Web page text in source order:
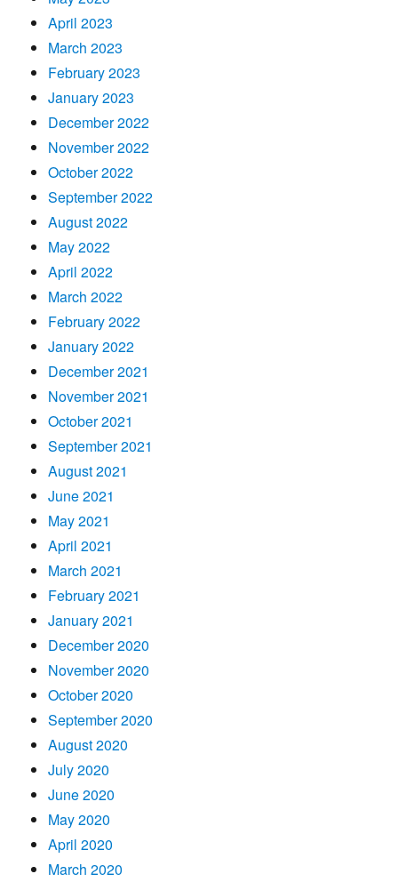
April 2023
March 2023
February 2023
January 2023
December 2022
November 2022
October 2022
September 2022
August 2022
May 2022
April 2022
March 2022
February 2022
January 2022
December 2021
November 2021
October 2021
September 2021
August 2021
June 2021
May 2021
April 2021
March 2021
February 2021
January 2021
December 2020
November 2020
October 2020
September 2020
August 2020
July 2020
June 2020
May 2020
April 2020
March 2020